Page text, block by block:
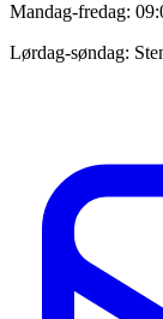
Mandag-fredag:
Lørdag-søndag: